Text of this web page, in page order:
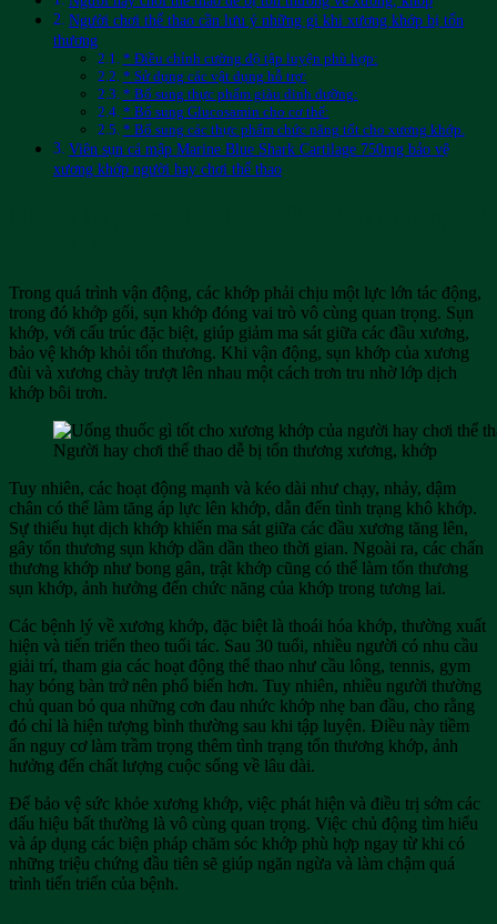
Người chơi thể thao cần lưu ý những gì khi xương khớp bị tổn
thương
* Điều chỉnh cường độ tập luyện phù hợp:
* Sử dụng các vật dụng hỗ trợ:
* Bổ sung thực phẩm giàu dinh dưỡng:
* Bổ sung Glucosamin cho cơ thể:
* Bổ sung các thực phẩm chức năng tốt cho xương khớp.
Viên sụn cá mập Marine Blue Shark Cartilage 750mg bảo vệ
xương khớp người hay chơi thể thao
Trong quá trình vận động, các khớp phải chịu một lực lớn tác động,
trong đó khớp gối, sụn khớp đóng vai trò vô cùng quan trọng. Sụn
khớp, với cấu trúc đặc biệt, giúp giảm ma sát giữa các đầu xương,
bảo vệ khớp khỏi tổn thương. Khi vận động, sụn khớp của xương
đùi và xương chày trượt lên nhau một cách trơn tru nhờ lớp dịch
khớp bôi trơn.
Người hay chơi thể thao dễ bị tổn thương xương, khớp
Tuy nhiên, các hoạt động mạnh và kéo dài như chạy, nhảy, dậm
chân có thể làm tăng áp lực lên khớp, dẫn đến tình trạng khô khớp.
Sự thiếu hụt dịch khớp khiến ma sát giữa các đầu xương tăng lên,
gây tổn thương sụn khớp dần dần theo thời gian. Ngoài ra, các chấn
thương khớp như bong gân, trật khớp cũng có thể làm tổn thương
sụn khớp, ảnh hưởng đến chức năng của khớp trong tương lai.
Các bệnh lý về xương khớp, đặc biệt là thoái hóa khớp, thường xuất
hiện và tiến triển theo tuổi tác. Sau 30 tuổi, nhiều người có nhu cầu
giải trí, tham gia các hoạt động thể thao như cầu lông, tennis, gym
hay bóng bàn trở nên phổ biến hơn. Tuy nhiên, nhiều người thường
chủ quan bỏ qua những cơn đau nhức khớp nhẹ ban đầu, cho rằng
đó chỉ là hiện tượng bình thường sau khi tập luyện. Điều này tiềm
ẩn nguy cơ làm trầm trọng thêm tình trạng tổn thương khớp, ảnh
hưởng đến chất lượng cuộc sống về lâu dài.
Để bảo vệ sức khỏe xương khớp, việc phát hiện và điều trị sớm các
dấu hiệu bất thường là vô cùng quan trọng. Việc chủ động tìm hiểu
và áp dụng các biện pháp chăm sóc khớp phù hợp ngay từ khi có
những triệu chứng đầu tiên sẽ giúp ngăn ngừa và làm chậm quá
trình tiến triển của bệnh.